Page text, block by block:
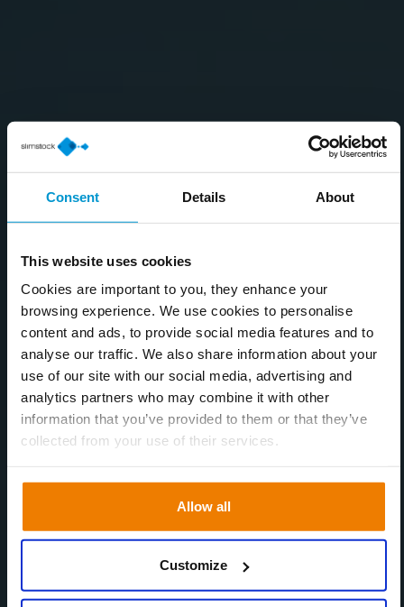
Consent Details About
This website uses cookies
Cookies are important to you, they enhance your
browsing experience. We use cookies to personalise
content and ads, to provide social media features and to
analyse our traffic. We also share information about your
use of our site with our social media, advertising and
analytics partners who may combine it with other
information that you’ve provided to them or that they’ve
collected from your use of their services.
Allow all
Customize